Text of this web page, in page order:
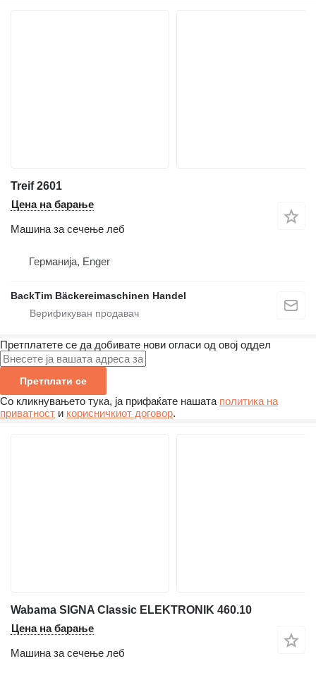
Treif 2601
Цена на барање
Машина за сечење леб
Германија, Enger
BackTim Bäckereimaschinen Handel
Претплатете се да добивате нови огласи од овој оддел
Претплати се
Со кликнувањето тука, ја прифаќате нашата политика на
приватност и корисничкиот договор.
Wabama SIGNA Classic ELEKTRONIK 460.10
Цена на барање
Машина за сечење леб